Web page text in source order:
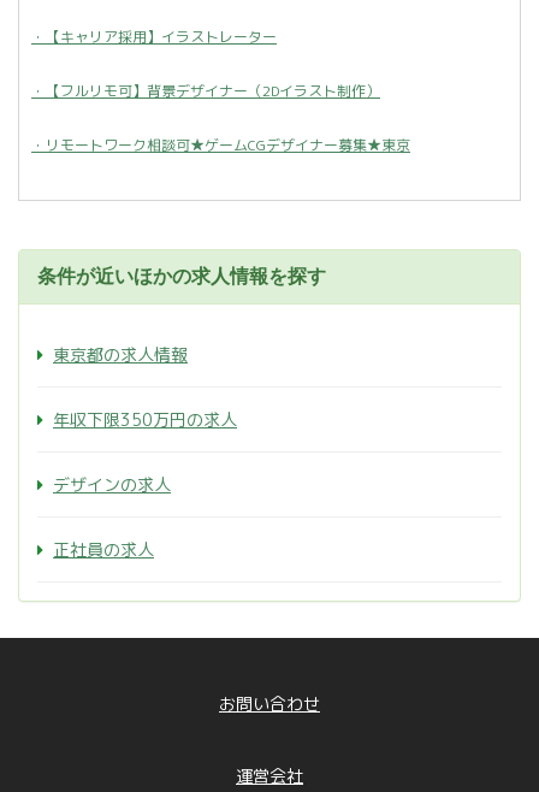
・【キャリア採用】イラストレーター
・【フルリモ可】背景デザイナー（2Dイラスト制作）
・リモートワーク相談可★ゲームCGデザイナー募集★東京
条件が近いほかの求人情報を探す
東京都の求人情報
年収下限350万円の求人
デザインの求人
正社員の求人
お問い合わせ
運営会社